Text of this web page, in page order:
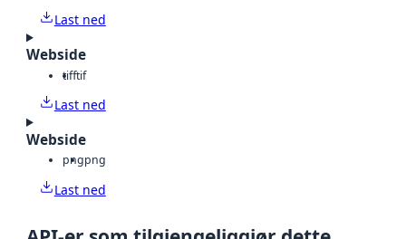
Last ned
Webside
tifftif
Last ned
Webside
pngpng
Last ned